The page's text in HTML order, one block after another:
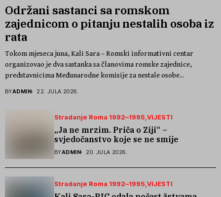
Održani sastanci sa romskom
zajednicom o pitanju nestalih osoba iz
rata
Tokom mjeseca juna, Kali Sara – Romski informativni centar
organizovao je dva sastanka sa članovima romske zajednice,
predstavnicima Međunarodne komisije za nestale osobe...
BYADMIN 22. JULA 2026.
Stradanje Roma 1992–1995 VIJESTI
„Ja ne mrzim. Priča o Ziji“ –
svjedočanstvo koje se ne smije
zaboraviti
BYADMIN 20. JULA 2026.
Stradanje Roma 1992–1995 VIJESTI